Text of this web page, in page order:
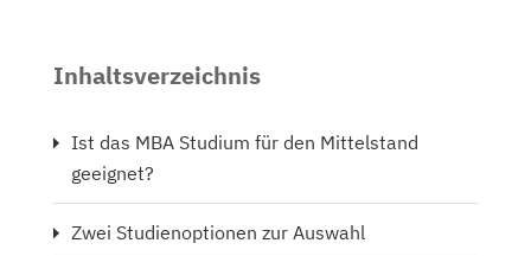
Inhaltsverzeichnis
Ist das MBA Studium für den Mittelstand
geeignet?
Zwei Studienoptionen zur Auswahl